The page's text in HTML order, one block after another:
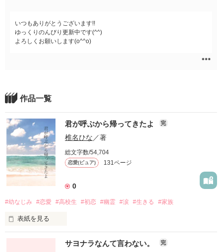
いつもありがとうございます!!
ゆっくりのんびり更新中です(^^)
よろしくお願いします(o^^o)
作品一覧
君が呼ぶから帰ってきたよ 完
椎名ひな ／著
総文字数/54,704
恋愛(ピュア) 131ページ
0
#幼なじみ #恋愛 #高校生 #初恋 #幽霊 #涙 #生きる #家族
表紙を見る
サヨナラなんて言わない。 完